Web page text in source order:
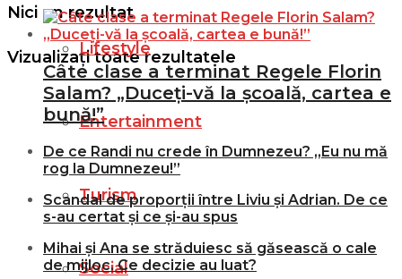
Nici un rezultat
Vizualizați toate rezultatele
Lifestyle
Entertainment
Turism
Social
Câte clase a terminat Regele Florin
Salam? „Duceți-vă la școală, cartea e
bună!”
De ce Randi nu crede în Dumnezeu? „Eu nu mă
rog la Dumnezeu!”
Scandal de proporții între Liviu și Adrian. De ce
s-au certat și ce și-au spus
Mihai și Ana se străduiesc să găsească o cale
de mijloc. Ce decizie au luat?